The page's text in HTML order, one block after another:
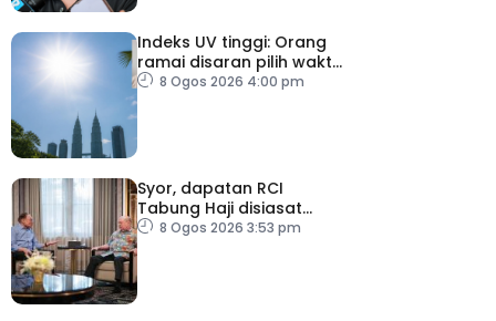
Indeks UV tinggi: Orang
ramai disaran pilih waktu
sesuai untuk aktiviti luar
8 Ogos 2026 4:00 pm
Syor, dapatan RCI
Tabung Haji disiasat
tanpa kompromi – PM
8 Ogos 2026 3:53 pm